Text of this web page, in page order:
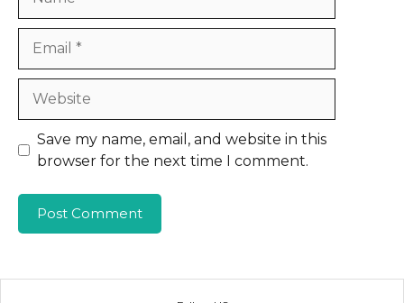
Save my name, email, and website in this
browser for the next time I comment.